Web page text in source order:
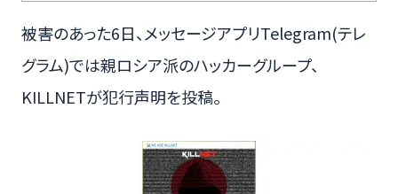
被害のあった6日、メッセージアプリTelegram(テレ
グラム)では親ロシア派のハッカーグループ、
KILLNETが犯行声明を投稿。